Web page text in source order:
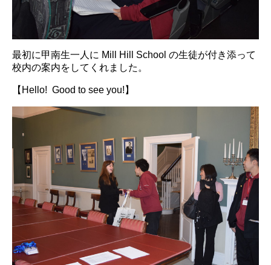
最初に甲南生一人に Mill Hill School の生徒が付き添って
校内の案内をしてくれました。
【Hello! Good to see you!】